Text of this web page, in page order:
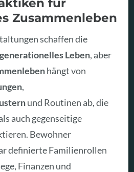
Zusammenleben
schaffen die
Leben, aber
hängt von
,
und Routinen ab, die
auch gegenseitige
Bewohner
definierte Familienrollen
Finanzen und